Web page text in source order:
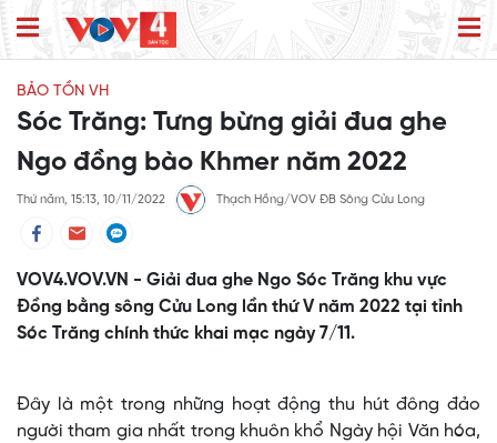
BẢO TỒN VH
Sóc Trăng: Tưng bừng giải đua ghe
Ngo đồng bào Khmer năm 2022
Thứ năm, 15:13, 10/11/2022 Thạch Hồng/VOV ĐB Sông Cửu Long
VOV4.VOV.VN - Giải đua ghe Ngo Sóc Trăng khu vực
Đồng bằng sông Cửu Long lần thứ V năm 2022 tại tỉnh
Sóc Trăng chính thức khai mạc ngày 7/11.
Đây là một trong những hoạt động thu hút đông đảo
người tham gia nhất trong khuôn khổ Ngày hội Văn hóa,